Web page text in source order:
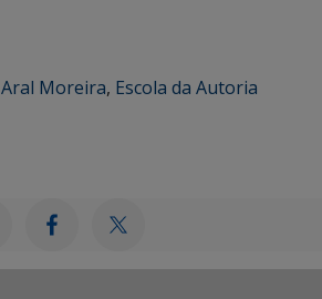
Aral Moreira, Escola da Autoria